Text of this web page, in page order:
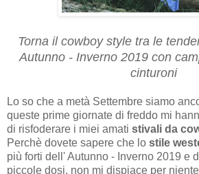
Torna il cowboy style tra le
Autunno - Inverno 2019 con
cinturoni
Lo so che a metà Settembre siamo
queste prime giornate di freddo mi
di risfoderare i miei amati stivali da
Perchè dovete sapere che lo stile
più forti dell' Autunno - Inverno 2019 e
piccole dosi, non mi dispiace per